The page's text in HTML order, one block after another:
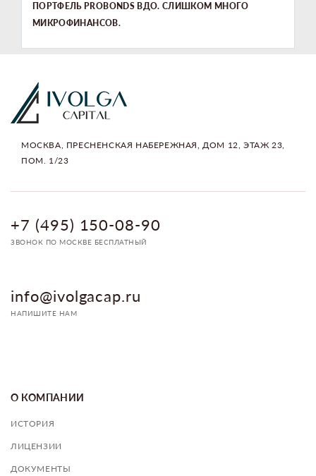
ПОРТФЕЛЬ PROBONDS ВДО. СЛИШКОМ МНОГО
МИКРОФИНАНСОВ.
МОСКВА, ПРЕСНЕНСКАЯ НАБЕРЕЖНАЯ, ДОМ 12, ЭТАЖ 23,
ПОМ. 1/23
+7 (495) 150-08-90
ЗВОНОК ПО МОСКВЕ БЕСПЛАТНЫЙ
info@ivolgacap.ru
НАПИШИТЕ НАМ
О КОМПАНИИ
ИСТОРИЯ
ЛИЦЕНЗИИ
ДОКУМЕНТЫ